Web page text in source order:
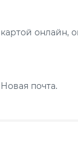
онлайн,
почта.